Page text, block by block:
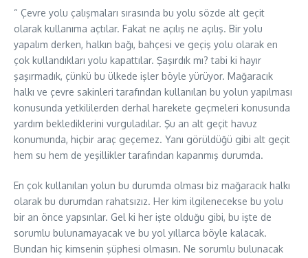
“ Çevre yolu çalışmaları sırasında bu yolu sözde alt geçit
olarak kullanıma açtılar. Fakat ne açılış ne açılış. Bir yolu
yapalım derken, halkın bağı, bahçesi ve geçiş yolu olarak en
çok kullandıkları yolu kapattılar. Şaşırdık mı? tabi ki hayır
şaşırmadık, çünkü bu ülkede işler böyle yürüyor. Mağaracık
halkı ve çevre sakinleri tarafından kullanılan bu yolun yapılması
konusunda yetkililerden derhal harekete geçmeleri konusunda
yardım beklediklerini vurguladılar. Şu an alt geçit havuz
konumunda, hiçbir araç geçemez. Yanı görüldüğü gibi alt geçit
hem su hem de yeşillikler tarafından kapanmış durumda.
En çok kullanılan yolun bu durumda olması biz mağaracık halkı
olarak bu durumdan rahatsızız. Her kim ilgilenecekse bu yolu
bir an önce yapsınlar. Gel ki her işte olduğu gibi, bu işte de
sorumlu bulunamayacak ve bu yol yıllarca böyle kalacak.
Bundan hiç kimsenin şüphesi olmasın. Ne sorumlu bulunacak